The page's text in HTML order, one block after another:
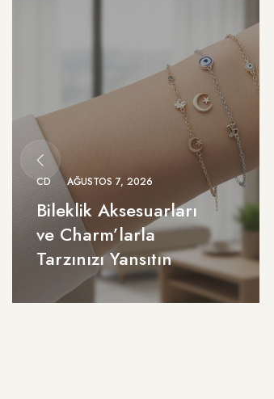
CD AĞUSTOS 7, 2026
Bileklik Aksesuarları
ve Charm’larla
Tarzınızı Yansıtın